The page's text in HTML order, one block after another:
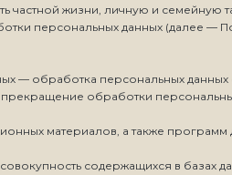
частной жизни, личную и семейную
персональных данных (далее
— обработка персональных
обработки
материалов, а также
содержащихся в